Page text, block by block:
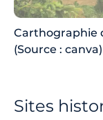
Carthographie
(Source : canva)
Sites